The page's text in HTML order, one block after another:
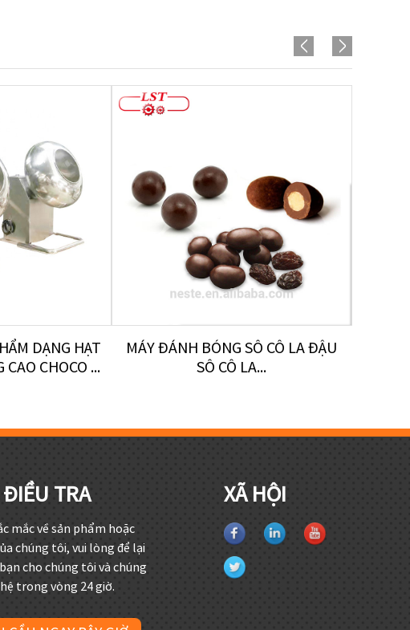
DẠNG HẠT
CHOCO ...
MÁY ĐÁNH BÓNG SÔ CÔ LA ĐẬU
SÔ CÔ LA...
ĐIỀU TRA
mắc về sản phẩm hoặc
chúng tôi, vui lòng để lại
cho chúng tôi và chúng
trong vòng 24 giờ.
XÃ HỘI